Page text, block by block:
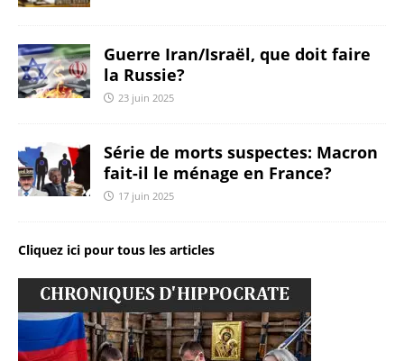
Guerre Iran/Israël, que doit faire
la Russie?
23 juin 2025
Série de morts suspectes: Macron
fait-il le ménage en France?
17 juin 2025
Cliquez ici pour tous les articles